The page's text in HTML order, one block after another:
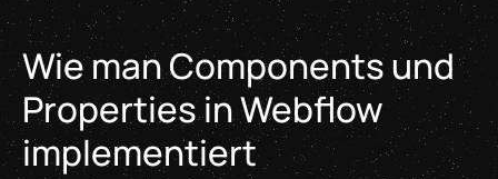
Wie man Components und
Properties in Webflow
implementiert